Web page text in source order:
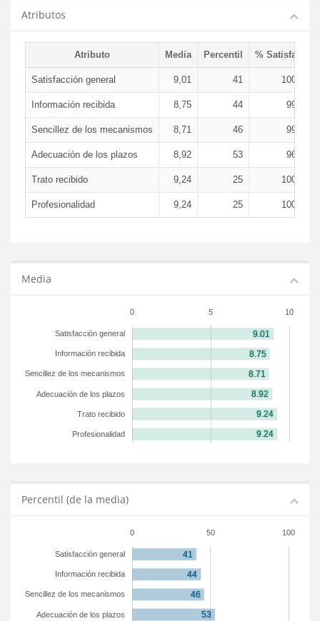
Atributos
Atributo Media Percentil % Satisfacción
Satisfacción general 9,01 41 100,00 %
Información recibida 8,75 44 99,88 %
Sencillez de los mecanismos 8,71 46 99,88 %
Adecuación de los plazos 8,92 53 96,67 %
Trato recibido 9,24 25 100,00 %
Profesionalidad 9,24 25 100,00 %
Media
0 5 10
Satisfacción general
Información recibida
Sencillez de los mecanismos
Adecuación de los plazos
Trato recibido
Profesionalidad
Percentil (de la media)
0 50 100
Satisfacción general
Información recibida
Sencillez de los mecanismos
Adecuación de los plazos